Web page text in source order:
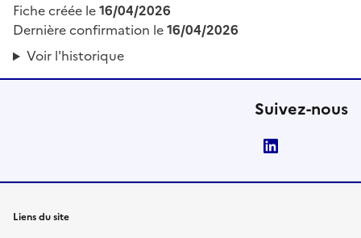
Fiche créée le16/04/2026
Dernière confirmation le16/04/2026
Voir l'historique
Suivez-nous
Liens du site